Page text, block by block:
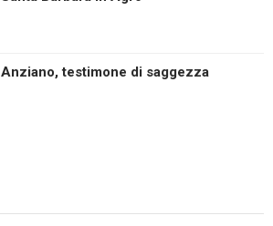
Anziano, testimone di saggezza